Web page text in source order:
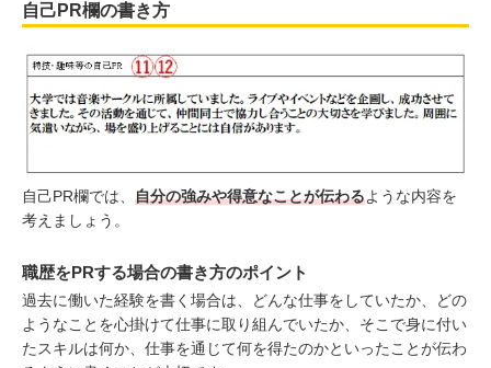
自己PR欄の書き方
自己PR欄では、 自分の強みや得意なことが伝わるような内容を
考えましょう。
職歴をPRする場合の書き方のポイント
過去に働いた経験を書く場合は、どんな仕事をしていたか、どの
ようなことを心掛けて仕事に取り組んでいたか、そこで身に付い
たスキルは何か、仕事を通じて何を得たのかといったことが伝わ